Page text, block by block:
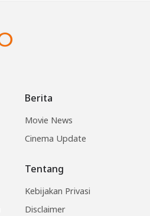
Berita
Movie News
Cinema Update
Tentang
Kebijakan Privasi
Disclaimer